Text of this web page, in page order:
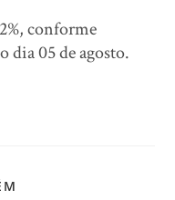
conforme
05 de agosto.